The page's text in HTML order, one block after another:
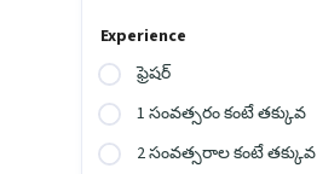
Experience
ఫ్రెషర్
1 సంవత్సరం కంటే తక్కువ
2 సంవత్సరాల కంటే తక్కువ